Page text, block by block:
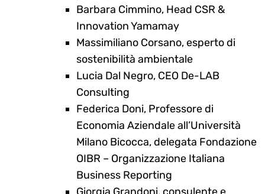
Barbara Cimmino, Head CSR &
Innovation Yamamay
Massimiliano Corsano, esperto di
sostenibilità ambientale
Lucia Dal Negro, CEO De-LAB
Consulting
Federica Doni, Professore di
Economia Aziendale all’Università
Milano Bicocca, delegata Fondazione
OIBR – Organizzazione Italiana
Business Reporting